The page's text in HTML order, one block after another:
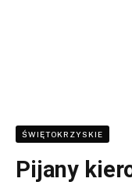
ŚWIĘTOKRZYSKIE
Pijany